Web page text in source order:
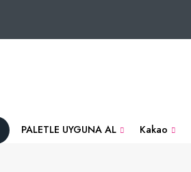
PALETLE UYGUNA AL Kakao